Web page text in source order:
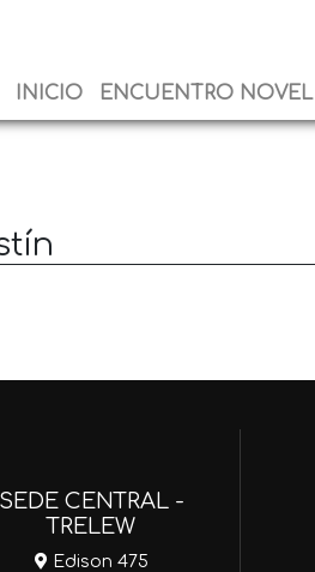
INICIO ENCUENTRO NOVEL
SEDE CENTRAL -
TRELEW
Edison 475